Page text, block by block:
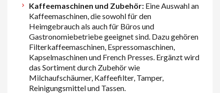
Kaffeemaschinen und Zubehör:Eine Auswahl an
Kaffeemaschinen, die sowohl für den
Heimgebrauch als auch für Büros und
Gastronomiebetriebe geeignet sind. Dazu gehören
Filterkaffeemaschinen, Espressomaschinen,
Kapselmaschinen und French Presses. Ergänzt wird
das Sortiment durch Zubehör wie
Milchaufschäumer, Kaffeefilter, Tamper,
Reinigungsmittel und Tassen.